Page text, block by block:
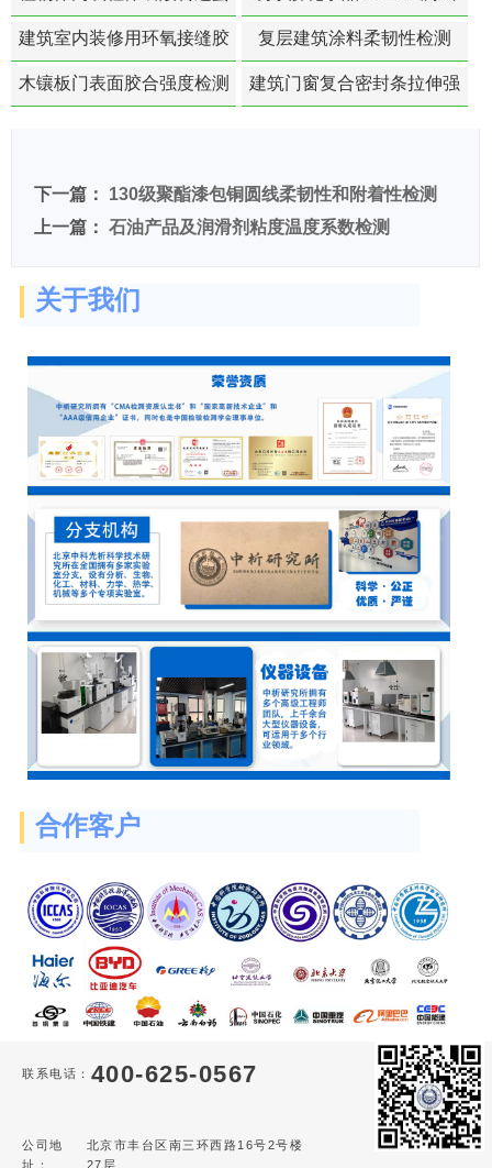
白活性检测
建筑室内装修用环氧接缝胶
苯含量检测
复层建筑涂料柔韧性检测
木镶板门表面胶合强度检测
建筑门窗复合密封条拉伸强
下一篇： 130级聚酯漆包铜圆线柔韧性和附着性检测
上一篇： 石油产品及润滑剂粘度温度系数检测
关于我们
合作客户
联系电话： 400-625-0567
公司地
址：
北京市丰台区南三环西路16号2号楼
27层